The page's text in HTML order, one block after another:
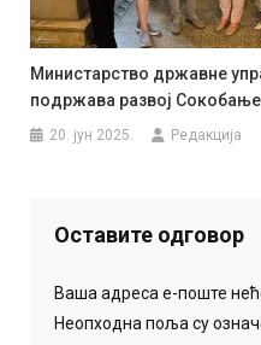
Министарство државне
подржава развој Сокобање
20. јун 2025. Редакција
Оставите одговор
Ваша адреса е-поште
Неопходна поља су